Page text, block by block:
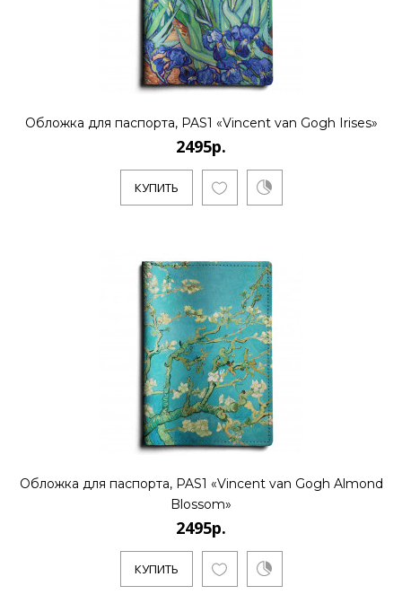
2495р.
..
КУПИТЬ
2495р.
КУПИТЬ
Обложка для паспорта, PAS1 «Vincent van Gogh Irises»
2495р.
КУПИТЬ
Обложка для паспорта, PAS1 «Vincent van Gogh Almond
Blossom»
2495р.
КУПИТЬ